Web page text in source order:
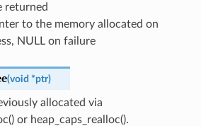
returned
to the memory allocated on
NULL on failure
(void *ptr)
allocated via
or heap_caps_realloc().